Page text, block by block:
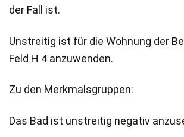
der Fall ist.
Unstreitig ist für die Wohnung der
Feld H 4 anzuwenden.
Zu den Merkmalsgruppen:
Das Bad ist unstreitig negativ